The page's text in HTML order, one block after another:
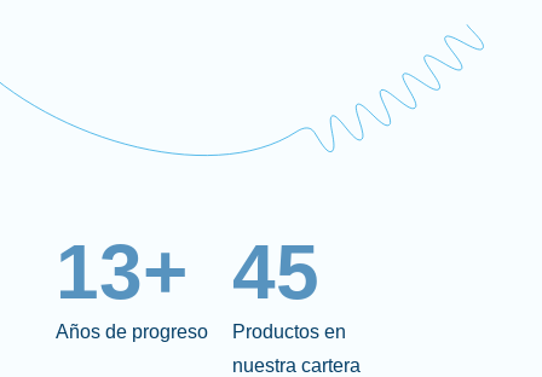
13+
Años de progreso
45
Productos en
nuestra cartera